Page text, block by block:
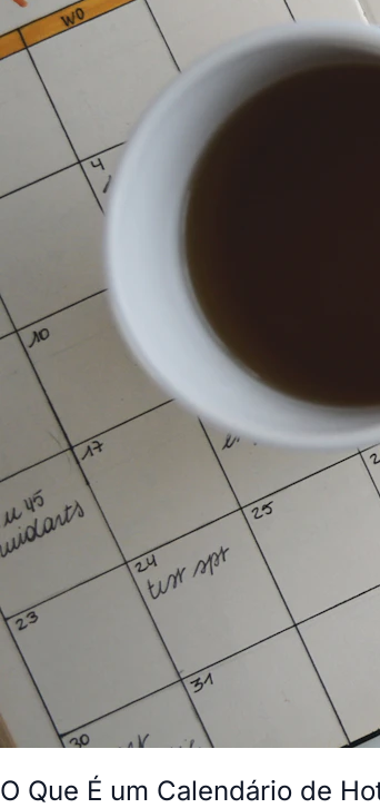
O Que É um Calendário de